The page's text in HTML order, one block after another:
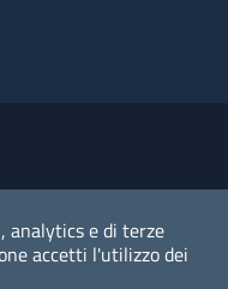
analytics e di terze
accetti l'utilizzo dei